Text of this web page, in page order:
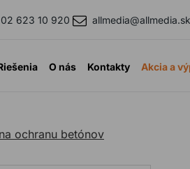
02 623 10 920 allmedia@allmedia.sk
O nás Kontakty Akcia a
ochranu betónov